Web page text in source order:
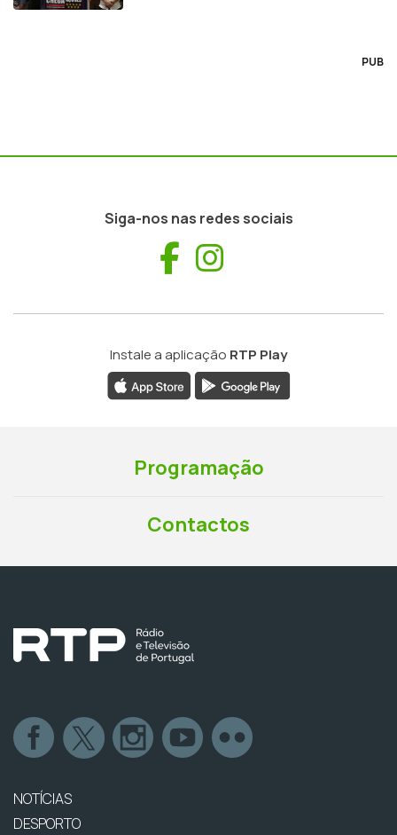
PUB
Siga-nos nas redes sociais
Facebook
Instale a aplicação RTP Play
Programação
Contactos
NOTÍCIAS
DESPORTO